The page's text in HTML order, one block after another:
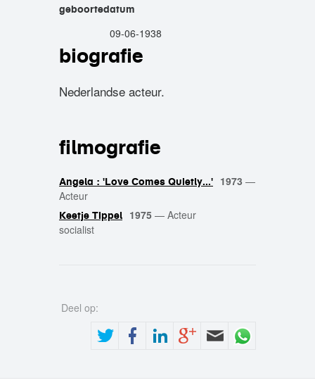
geboortedatum
09-06-1938
biografie
Nederlandse acteur.
filmografie
Angela : 'Love Comes Quietly...' 1973 —
Acteur
Keetje Tippel 1975 — Acteur
socialist
Deel op: